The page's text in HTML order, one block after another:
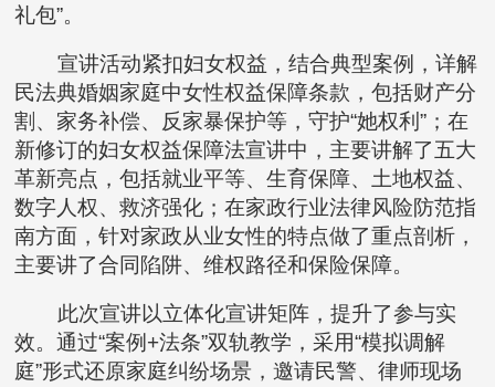
礼包”。
宣讲活动紧扣妇女权益，结合典型案例，详解
民法典婚姻家庭中女性权益保障条款，包括财产分
割、家务补偿、反家暴保护等，守护“她权利”；在
新修订的妇女权益保障法宣讲中，主要讲解了五大
革新亮点，包括就业平等、生育保障、土地权益、
数字人权、救济强化；在家政行业法律风险防范指
南方面，针对家政从业女性的特点做了重点剖析，
主要讲了合同陷阱、维权路径和保险保障。
此次宣讲以立体化宣讲矩阵，提升了参与实
效。通过“案例+法条”双轨教学，采用“模拟调解
庭”形式还原家庭纠纷场景，邀请民警、律师现场